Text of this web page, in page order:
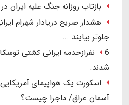
بازتاب روزانه جنگ علیه ایران
هشدار صریح دریادار شهرام
جلوتر بیایند ...
6 نفرازخدمه ایرانی کشتی
شدند.
آسمان عراق/ ماجرا چیست؟